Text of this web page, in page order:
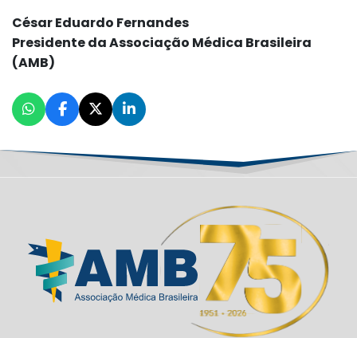
César Eduardo Fernandes
Presidente da Associação Médica Brasileira
(AMB)